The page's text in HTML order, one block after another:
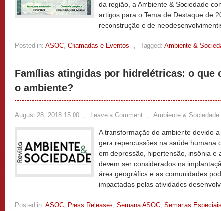
da região, a Ambiente & Sociedade
artigos para o Tema de Destaque de
reconstrução e de
Posted in: ASOC, Chamadas e Eventos , Tagged: Ambiente &
Famílias atingidas por hidrelétricas: o que
o ambiente?
August 28, 2018 15:00 , Leave a Comment , Ambiente & Sociedade
A transformação do ambiente devido
gera repercussões na saúde humana
em depressão, hipertensão, insônia e
devem ser considerados na
área geográfica e as comunidades
impactadas pelas atividades
Posted in: ASOC, Press Releases, Semana ASOC, Semanas Especiais